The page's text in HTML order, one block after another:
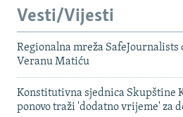
Vesti/Vijesti
Regionalna mreža
Veranu Matiću
Konstitutivna sjednica Skupštine
ponovo traži 'dodatno vrijeme' za